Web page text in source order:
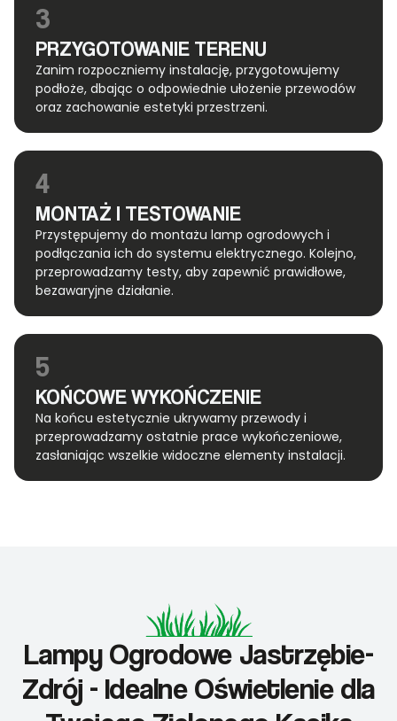
3
PRZYGOTOWANIE TERENU
Zanim rozpoczniemy instalację, przygotowujemy
podłoże, dbając o odpowiednie ułożenie przewodów
oraz zachowanie estetyki przestrzeni.
4
MONTAŻ I TESTOWANIE
Przystępujemy do montażu lamp ogrodowych i
podłączania ich do systemu elektrycznego. Kolejno,
przeprowadzamy testy, aby zapewnić prawidłowe,
bezawaryjne działanie.
5
KOŃCOWE WYKOŃCZENIE
Na końcu estetycznie ukrywamy przewody i
przeprowadzamy ostatnie prace wykończeniowe,
zasłaniając wszelkie widoczne elementy instalacji.
Lampy Ogrodowe Jastrzębie-
Zdrój - Idealne Oświetlenie dla